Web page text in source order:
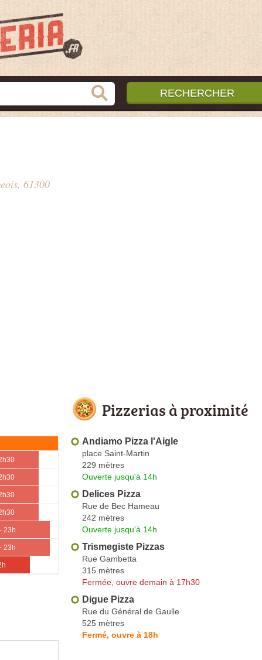
, 61300
23h
23h
Pizzerias à proximité
Andiamo Pizza l'Aigle
place Saint-Martin
229 mètres
Ouverte jusqu'à 14h
Delices Pizza
Rue de Bec Hameau
242 mètres
Ouverte jusqu'à 14h
Trismegiste Pizzas
Rue Gambetta
315 mètres
Fermée, ouvre demain à 17h30
Digue Pizza
Rue du Général de Gaulle
525 mètres
Fermé, ouvre à 18h